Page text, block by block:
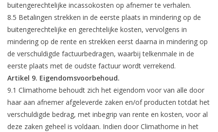
buitengerechtelijke incassokosten op afnemer te verhalen.
8.5 Betalingen strekken in de eerste plaats in mindering op de
buitengerechtelijke en gerechtelijke kosten, vervolgens in
mindering op de rente en strekken eerst daarna in mindering op
de verschuldigde factuurbedragen, waarbij telkenmale in de
eerste plaats met de oudste factuur wordt verrekend.
Artikel 9. Eigendomsvoorbehoud.
9.1 Climathome behoudt zich het eigendom voor van alle door
haar aan afnemer afgeleverde zaken en/of producten totdat het
verschuldigde bedrag, met inbegrip van rente en kosten, voor al
deze zaken geheel is voldaan. Indien door Climathome in het